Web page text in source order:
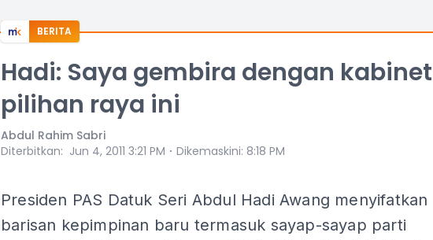
BERITA
Hadi: Saya gembira dengan kabinet
pilihan raya ini
Abdul Rahim Sabri
Diterbitkan: Jun 4, 2011 3:21 PM ⋅ Dikemaskini: 8:18 PM
Presiden PAS Datuk Seri Abdul Hadi Awang menyifatkan
barisan kepimpinan baru termasuk sayap-sayap parti